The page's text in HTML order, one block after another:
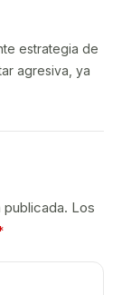
estrategia de
agresiva, ya
Los